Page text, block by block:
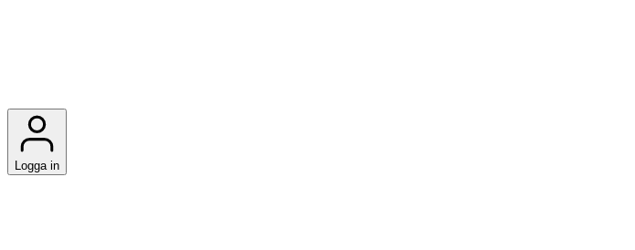
Logga in